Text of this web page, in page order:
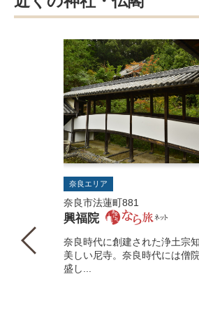
奈良エリア
奈良市法蓮町881
興福院
奈良時代に創建された浄土宗
美しい尼寺。奈良時代には僧
盛し...